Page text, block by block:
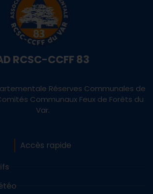
RCSC-CCFF 83
Réserves Communales de
Communaux Feux de Forêts du
Var.
Accès rapide